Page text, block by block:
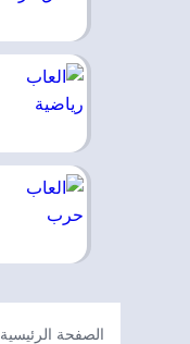
الصفحة الرئيسية